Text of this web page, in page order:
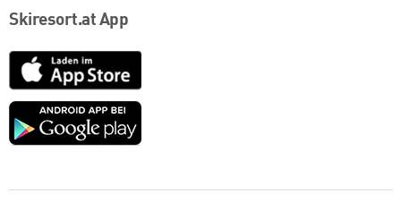
Skiresort.at App
App
Store
Google